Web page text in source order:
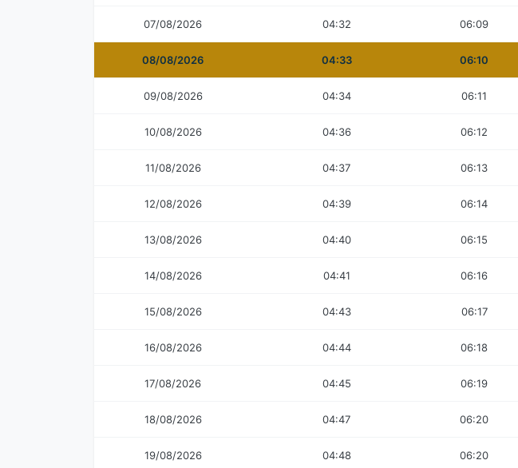
07/08/2026 04:32 06:09
08/08/2026 04:33 06:10
09/08/2026 04:34 06:11
10/08/2026 04:36 06:12
11/08/2026 04:37 06:13
12/08/2026 04:39 06:14
13/08/2026 04:40 06:15
14/08/2026 04:41 06:16
15/08/2026 04:43 06:17
16/08/2026 04:44 06:18
17/08/2026 04:45 06:19
18/08/2026 04:47 06:20
19/08/2026 04:48 06:20